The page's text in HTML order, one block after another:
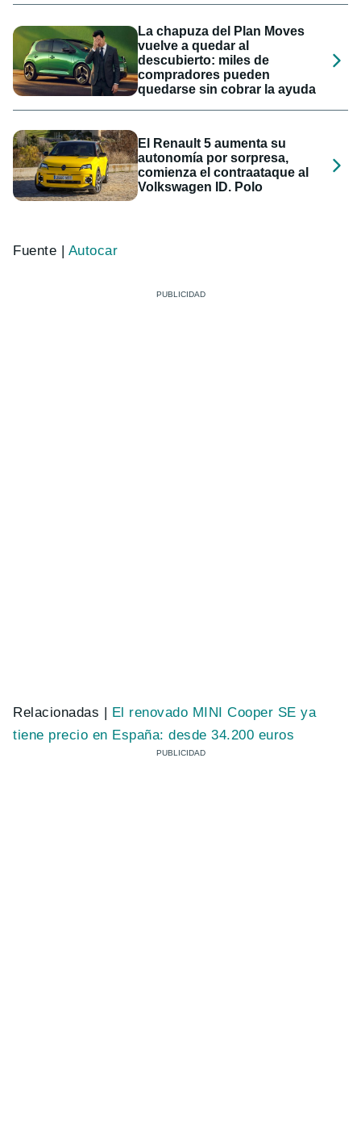
La chapuza del Plan Moves
vuelve a quedar al
descubierto: miles de
compradores pueden
quedarse sin cobrar la ayuda
El Renault 5 aumenta su
autonomía por sorpresa,
comienza el contraataque al
Volkswagen ID. Polo
Fuente | Autocar
Relacionadas | El renovado MINI Cooper SE ya
tiene precio en España: desde 34.200 euros